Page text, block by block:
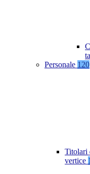
Personale 120
Titolari
vertice 1